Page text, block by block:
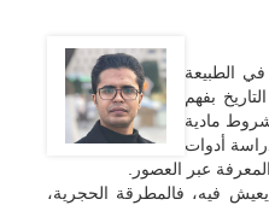
الطبيعة
بفهم
شروط مادية
أدوات
عبر العصور.
يعيش فيه، فالمطرقة الحجرية،